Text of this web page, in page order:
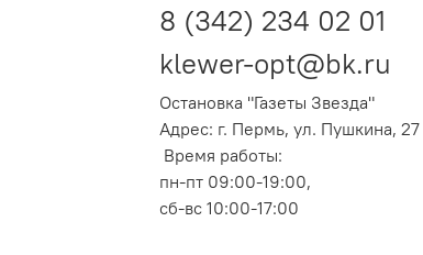
8 (342) 234 02 01
klewer-opt@bk.ru
Остановка "Газеты Звезда"
Адрес: г. Пермь, ул. Пушкина, 27
Время работы:
пн-пт 09:00-19:00,
сб-вс 10:00-17:00